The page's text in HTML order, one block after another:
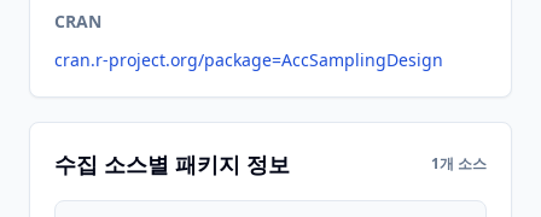
CRAN
cran.r-project.org/package=AccSamplingDesign
수집 소스별 패키지 정보 1개 소스